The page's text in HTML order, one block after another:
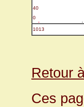
40
0
1013
Retour
Ces